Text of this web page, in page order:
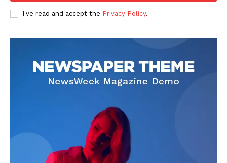
I've read and accept the Privacy Policy.